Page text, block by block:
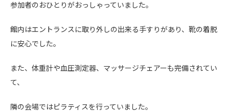
参加者のおひとりがおっしゃっていました。
館内はエントランスに取り外しの出来る手すりがあり、靴の着脱
に安心でした。
また、体重計や血圧測定器、マッサージチェアーも完備されてい
て、
隣の会場ではピラティスを行っていました。